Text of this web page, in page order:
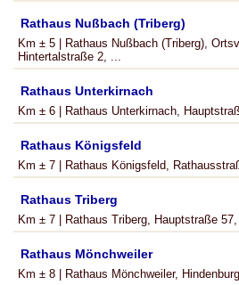
Rathaus Nußbach (Triberg)
Km ± 5 | Rathaus Nußbach (Triberg),
Hintertalstraße 2, ...
Rathaus Unterkirnach
Km ± 6 | Rathaus Unterkirnach,
Rathaus Königsfeld
Km ± 7 | Rathaus Königsfeld,
Rathaus Triberg
Km ± 7 | Rathaus Triberg, Hauptstraße
Rathaus Mönchweiler
Km ± 8 | Rathaus Mönchweiler,